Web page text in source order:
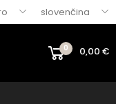
slovenčina
0 0,00 €